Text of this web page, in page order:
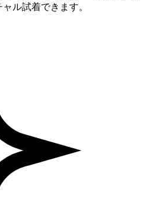
ル試着できます。